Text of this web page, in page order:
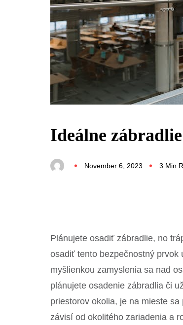
Ideálne
November 6, 2023 3 Min
Plánujete osadiť zábradlie, no
osadiť tento bezpečnostný prvok
myšlienkou zamyslenia sa nad
plánujete osadenie zábradlia či
priestorov okolia, je na mieste
závisí od okolitého zariadenia a